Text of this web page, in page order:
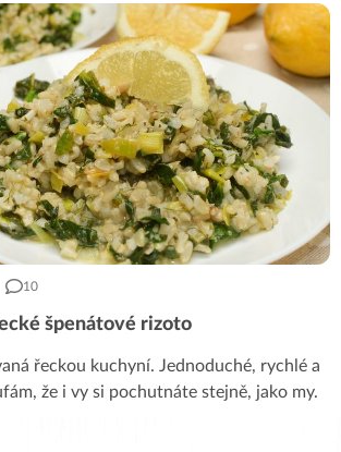
10
špenátové rizoto
řeckou kuchyní. Jednoduché, rychlé a
že i vy si pochutnáte stejně, jako my.